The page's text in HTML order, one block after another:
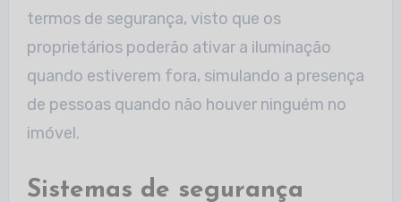
termos de segurança, visto que os
proprietários poderão ativar a iluminação
quando estiverem fora, simulando a presença
de pessoas quando não houver ninguém no
imóvel.
Sistemas de segurança